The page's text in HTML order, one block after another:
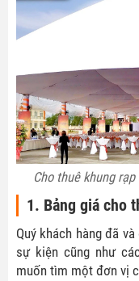
Cho thuê khung
1. Bảng giá cho
Quý khách hàng đã
sự kiện cũng như
muốn tìm một đơn vị